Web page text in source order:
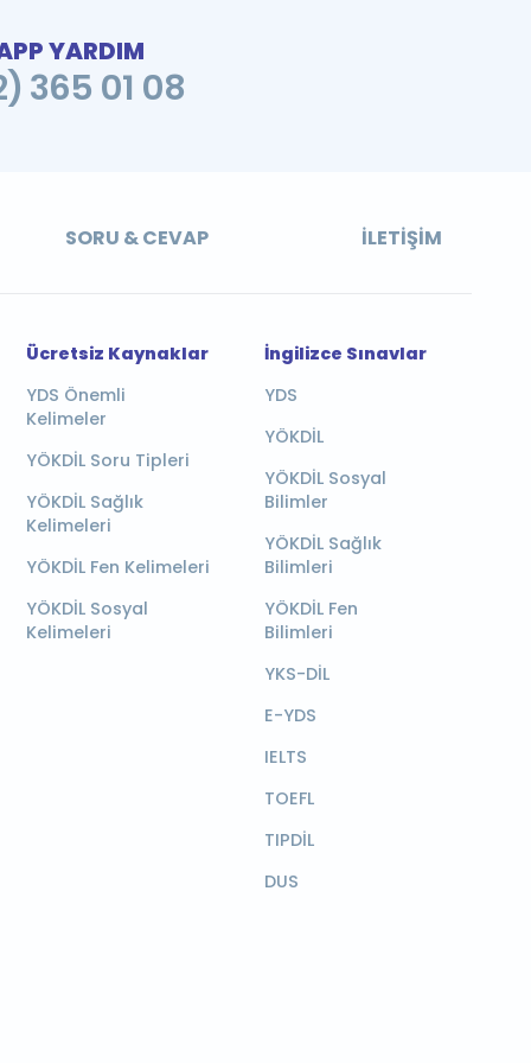
YARDIM
365 01 08
SORU & CEVAP İLETIŞIM
Ücretsiz Kaynaklar
YDS Önemli
Kelimeler
YÖKDİL Soru Tipleri
YÖKDİL Sağlık
Kelimeleri
YÖKDİL Fen Kelimeleri
YÖKDİL Sosyal
Kelimeleri
İngilizce Sınavlar
YDS
YÖKDİL
YÖKDİL Sosyal
Bilimler
YÖKDİL Sağlık
Bilimleri
YÖKDİL Fen
Bilimleri
YKS-DİL
E-YDS
IELTS
TOEFL
TIPDİL
DUS